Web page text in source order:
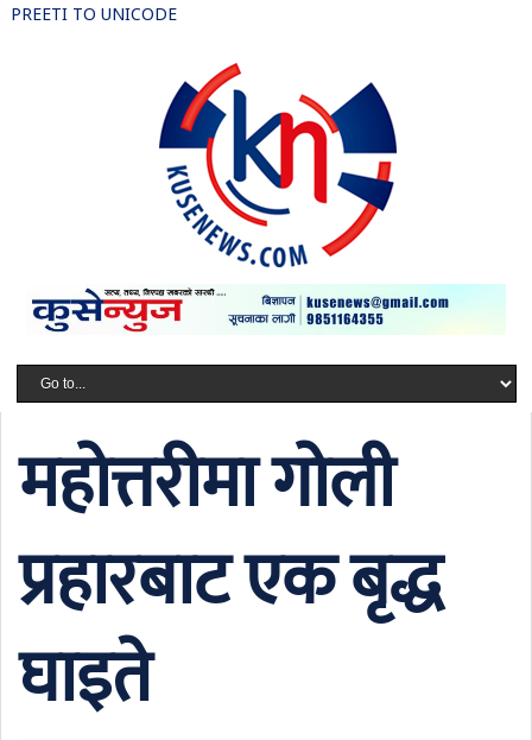
PREETI TO UNICODE
महोत्तरीमा गोली
प्रहारबाट एक बृद्ध
घाइते